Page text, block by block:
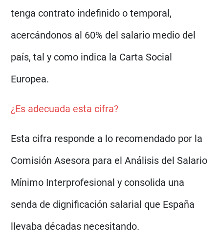
tenga contrato indefinido o temporal,
acercándonos al 60% del salario medio del
país, tal y como indica la Carta Social
Europea.
¿Es adecuada esta cifra?
Esta cifra responde a lo recomendado por la
Comisión Asesora para el Análisis del Salario
Mínimo Interprofesional y consolida una
senda de dignificación salarial que España
llevaba décadas necesitando.